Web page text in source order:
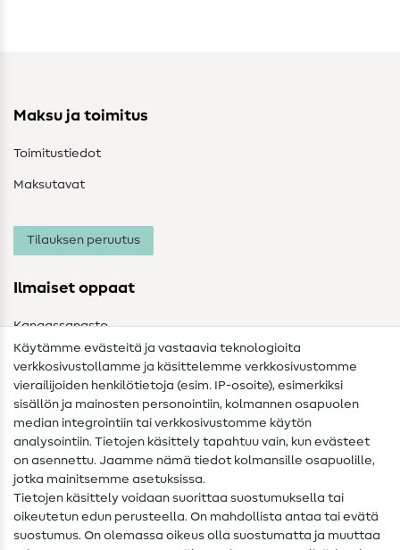
Maksu ja toimitus
Toimitustiedot
Maksutavat
Tilauksen peruutus
Ilmaiset oppaat
Kangassanasto
Ompelusanasto
Ompeluohjeet
Apua ja yhteystiedot
Yhteystiedot
Tietoa omistajanvaihdoksesta
Käytämme evästeitä ja vastaavia teknologioita
verkkosivustollamme ja käsittelemme verkkosivustomme
vierailijoiden henkilötietoja (esim. IP-osoite), esimerkiksi
sisällön ja mainosten personointiin, kolmannen osapuolen
median integrointiin tai verkkosivustomme käytön
analysointiin. Tietojen käsittely tapahtuu vain, kun evästeet
on asennettu. Jaamme nämä tiedot kolmansille osapuolille,
jotka mainitsemme asetuksissa.
Tietojen käsittely voidaan suorittaa suostumuksella tai
oikeutetun edun perusteella. On mahdollista antaa tai evätä
suostumus. On olemassa oikeus olla suostumatta ja muuttaa